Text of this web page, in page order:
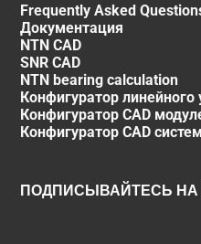
Frequently Asked
Документация
NTN CAD
SNR CAD
NTN bearing calculation
Конфигуратор линейного
Конфигуратор CAD
Конфигуратор CAD
ПОДПИСЫВАЙТЕСЬ НА